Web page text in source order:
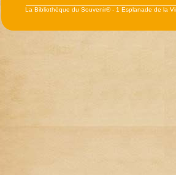
La Bibliothèque du Souvenir® - 1 Esplanade de la